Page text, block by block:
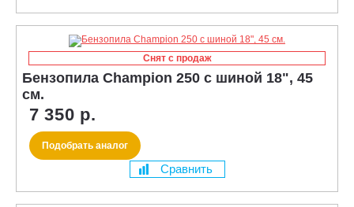
Снят с продаж
Бензопила Champion 250 с шиной 18", 45
см.
7 350 р.
Подобрать аналог
Сравнить